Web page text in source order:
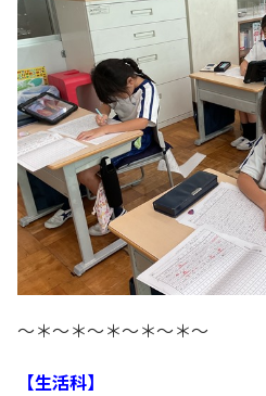
～＊～＊～＊～＊～＊～
【生活科】